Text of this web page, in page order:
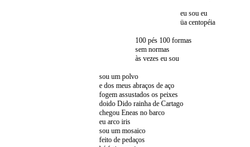
eu sou eu
üa centopéia
100 pés 100 formas
sem normas
às vezes eu sou
sou um polvo
e dos meus abraços de aço
fogem assustados os peixes
doido Dido rainha de Cartago
chegou Eneas no barco
eu arco iris
sou um mosaico
feito de pedaços